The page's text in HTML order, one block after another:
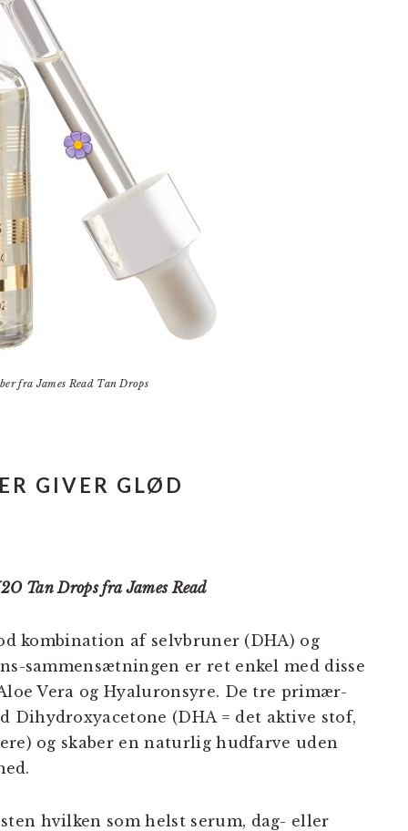
fra James Read Tan Drops
GIVER GLØD
Tan Drops fra James Read
kombination af selvbruner (DHA) og
sammensætningen er ret enkel med disse
Vera og Hyaluronsyre. De tre primær-
Dihydroxyacetone (DHA = det aktive stof,
og skaber en naturlig hudfarve uden
hvilken som helst serum, dag- eller